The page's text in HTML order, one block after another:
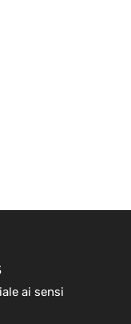
ai sensi